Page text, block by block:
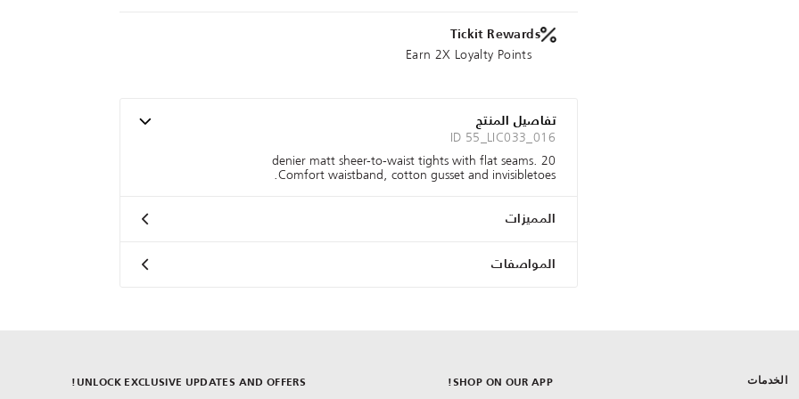
Tickit Rewards
Earn 2X Loyalty Points
تفاصيل المنتج
ID 55_LIC033_016
20 denier matt sheer-to-waist tights with flat seams.
Comfort waistband, cotton gusset and invisibletoes.
المميزات
المواصفات
الخدمات SHOP ON OUR APP!
UNLOCK EXCLUSIVE UPDATES AND OFFERS!